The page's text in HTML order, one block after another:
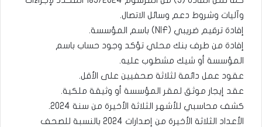
وآليات وشروط دعم وسائل الاتصال.
إفادة ترقيم ضريبي (NIF) باسم المؤسسة.
إفادة من طرف بنك محلي تؤكد وجود حساب باسم
المؤسسة أو شيك مشطوب عليه.
عقود عمل دائمة لثلاثة صحفيين على الأقل.
عقد إيجار موثق لمقر المؤسسة أو وثيقة ملكية.
كشف محاسبي للأشهر الثلاثة الأخيرة من سنة 2024.
الأعداد الثلاثة الأخيرة من إصدارات 2024 بالنسبة للصحف